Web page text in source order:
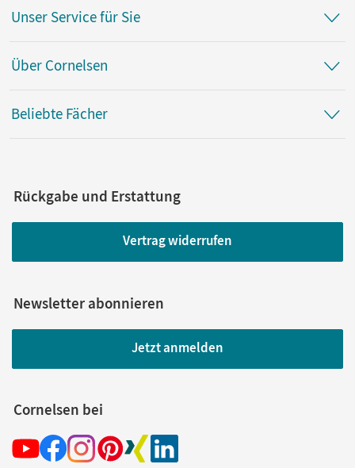
Unser Service für Sie
Über Cornelsen
Beliebte Fächer
Rückgabe und Erstattung
Vertrag widerrufen
Newsletter abonnieren
Jetzt anmelden
Cornelsen bei